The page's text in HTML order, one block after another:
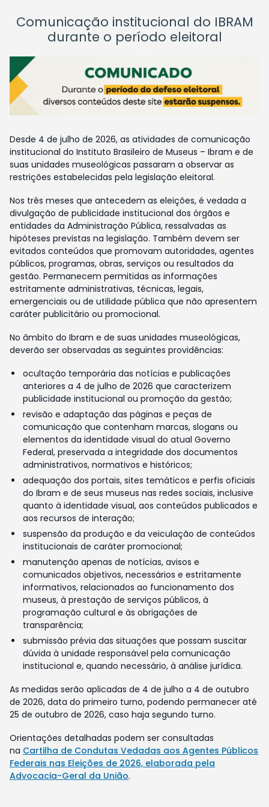
Comunicação institucional do IBRAM
durante o período eleitoral
Desde 4 de julho de 2026, as atividades de comunicação
institucional do Instituto Brasileiro de Museus – Ibram e de
suas unidades museológicas passaram a observar as
restrições estabelecidas pela legislação eleitoral.
Nos três meses que antecedem as eleições, é vedada a
divulgação de publicidade institucional dos órgãos e
entidades da Administração Pública, ressalvadas as
hipóteses previstas na legislação. Também devem ser
evitados conteúdos que promovam autoridades, agentes
públicos, programas, obras, serviços ou resultados da
gestão. Permanecem permitidas as informações
estritamente administrativas, técnicas, legais,
emergenciais ou de utilidade pública que não apresentem
caráter publicitário ou promocional.
No âmbito do Ibram e de suas unidades museológicas,
deverão ser observadas as seguintes providências:
ocultação temporária das notícias e publicações
anteriores a 4 de julho de 2026 que caracterizem
publicidade institucional ou promoção da gestão;
revisão e adaptação das páginas e peças de
comunicação que contenham marcas, slogans ou
elementos da identidade visual do atual Governo
Federal, preservada a integridade dos documentos
administrativos, normativos e históricos;
adequação dos portais, sites temáticos e perfis oficiais
do Ibram e de seus museus nas redes sociais, inclusive
quanto à identidade visual, aos conteúdos publicados e
aos recursos de interação;
suspensão da produção e da veiculação de conteúdos
institucionais de caráter promocional;
manutenção apenas de notícias, avisos e
comunicados objetivos, necessários e estritamente
informativos, relacionados ao funcionamento dos
museus, à prestação de serviços públicos, à
programação cultural e às obrigações de
transparência;
submissão prévia das situações que possam suscitar
dúvida à unidade responsável pela comunicação
institucional e, quando necessário, à análise jurídica.
As medidas serão aplicadas de 4 de julho a 4 de outubro
de 2026, data do primeiro turno, podendo permanecer até
25 de outubro de 2026, caso haja segundo turno.
Orientações detalhadas podem ser consultadas
na Cartilha de Condutas Vedadas aos Agentes Públicos
Federais nas Eleições de 2026, elaborada pela
Advocacia-Geral da União.